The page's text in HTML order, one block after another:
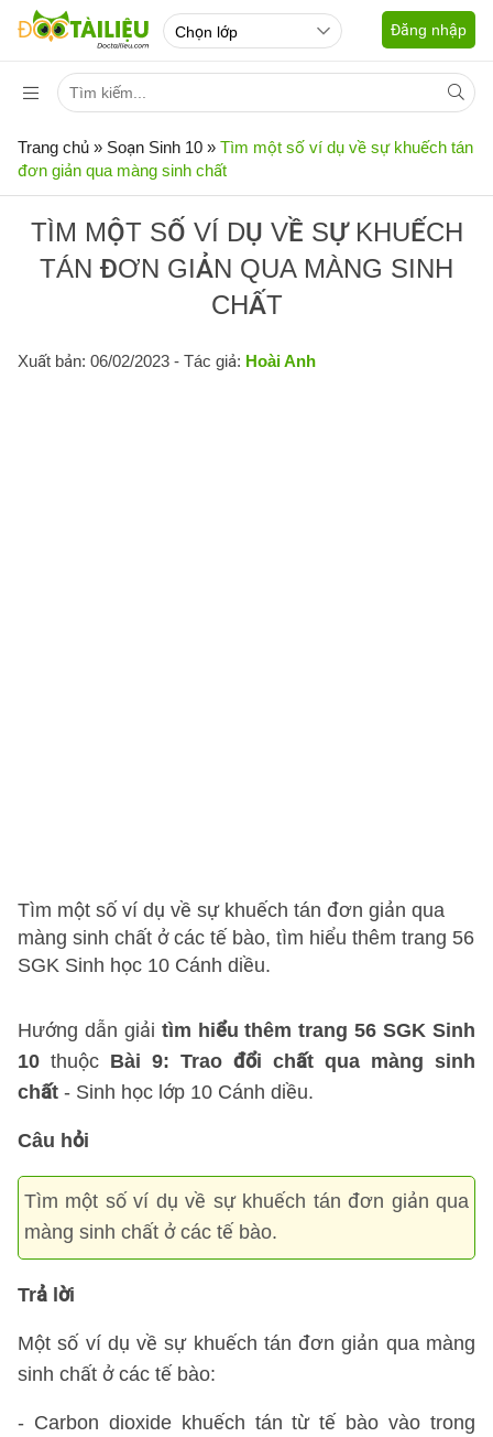
Đăng nhập
Trang chủ » Soạn Sinh 10 » Tìm một số ví dụ về sự khuếch tán
đơn giản qua màng sinh chất
TÌM MỘT SỐ VÍ DỤ VỀ SỰ KHUẾCH
TÁN ĐƠN GIẢN QUA MÀNG SINH
CHẤT
Xuất bản: 06/02/2023 - Tác giả: Hoài Anh
Tìm một số ví dụ về sự khuếch tán đơn giản qua
màng sinh chất ở các tế bào, tìm hiểu thêm trang 56
SGK Sinh học 10 Cánh diều.
Hướng dẫn giải tìm hiểu thêm trang 56 SGK Sinh
10 thuộc Bài 9: Trao đổi chất qua màng sinh
chất - Sinh học lớp 10 Cánh diều.
Câu hỏi
Tìm một số ví dụ về sự khuếch tán đơn giản qua
màng sinh chất ở các tế bào.
Trả lời
Một số ví dụ về sự khuếch tán đơn giản qua màng
sinh chất ở các tế bào:
- Carbon dioxide khuếch tán từ tế bào vào trong